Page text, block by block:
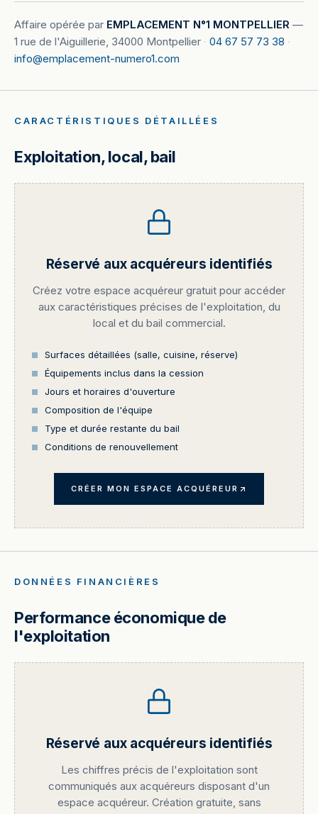
Affaire opérée par EMPLACEMENT N°1 MONTPELLIER —
1 rue de l'Aiguillerie, 34000 Montpellier · 04 67 57 73 38 ·
info@emplacement-numero1.com
CARACTÉRISTIQUES DÉTAILLÉES
Exploitation, local, bail
Réservé aux acquéreurs identifiés
Créez votre espace acquéreur gratuit pour accéder
aux caractéristiques précises de l'exploitation, du
local et du bail commercial.
Surfaces détaillées (salle, cuisine, réserve)
Équipements inclus dans la cession
Jours et horaires d'ouverture
Composition de l'équipe
Type et durée restante du bail
Conditions de renouvellement
CRÉER MON ESPACE ACQUÉREUR
DONNÉES FINANCIÈRES
Performance économique de
l'exploitation
Réservé aux acquéreurs identifiés
Les chiffres précis de l'exploitation sont
communiqués aux acquéreurs disposant d'un
espace acquéreur. Création gratuite, sans